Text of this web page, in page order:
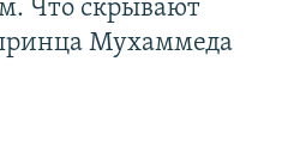
Что скрывают
Мухаммеда